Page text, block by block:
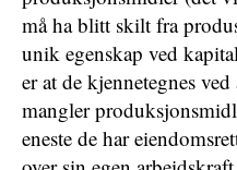
må ha blitt skilt fra
unik egenskap ved
er at de kjennetegnes
mangler
eneste de har